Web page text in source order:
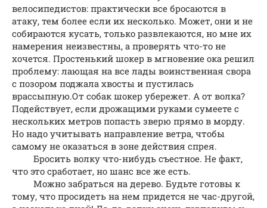
велосипедистов: практически все бросаются в
атаку, тем более если их несколько. Может, они и не
собираются кусать, только развлекаются, но мне их
намерения неизвестны, а проверять что-то не
хочется. Простенький шокер в мгновение ока решил
проблему: лающая на все лады воинственная свора
с позором поджала хвосты и пустилась
врассыпную.От собак шокер убережет. А от волка?
Подействует, если дрожащими руками сумеете с
нескольких метров попасть зверю прямо в морду.
Но надо учитывать направление ветра, чтобы
самому не оказаться в зоне действия спрея.
Бросить волку что-нибудь съестное. Не факт,
что это сработает, но шанс все же есть.
Можно забраться на дерево. Будьте готовы к
тому, что просидеть на нем придется не час-другой,